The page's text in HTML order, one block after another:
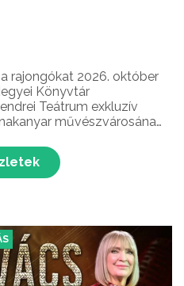
rajongókat 2026. október
Könyvtár
Teátrum exkluzív
művészvárosának
és Prima Primissima